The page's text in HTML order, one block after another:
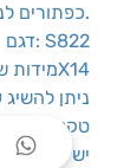
כפתורים לנעילת החותמת.
דגם: S822
מידות שטח ההחתמה: 38X14
טקסט
יש להזין